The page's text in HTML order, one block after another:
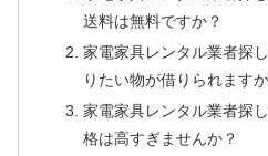
送料は無料ですか？
家電家具レンタル業者探
りたい物が借りられます
家電家具レンタル業者探
格は高すぎませんか？